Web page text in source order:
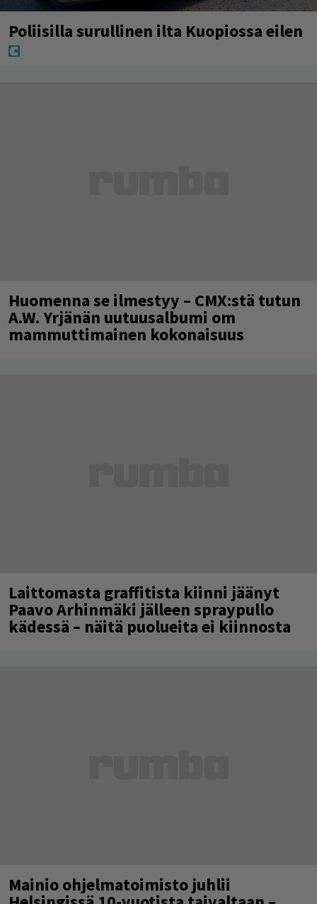
Poliisilla surullinen ilta Kuopiossa eilen
Huomenna se ilmestyy – CMX:stä tutun
A.W. Yrjänän uutuusalbumi om
mammuttimainen kokonaisuus
Laittomasta graffitista kiinni jäänyt
Paavo Arhinmäki jälleen spraypullo
kädessä – näitä puolueita ei kiinnosta
Mainio ohjelmatoimisto juhlii